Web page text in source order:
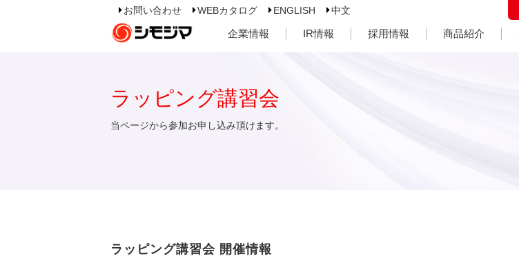
お問い合わせ WEBカタログ ENGLISH 中文
企業情報 IR情報 採用情報 商品紹介
ラッピング講習会
当ページから参加お申し込み頂けます。
ラッピング講習会 開催情報